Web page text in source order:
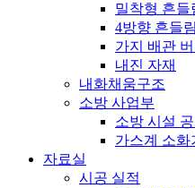
밀착형 흔들
4방향 흔들
가지 배관
내진 자재
내화채움구조
소방 사업부
소방 시설
가스계 소화
자료실
시공 실적